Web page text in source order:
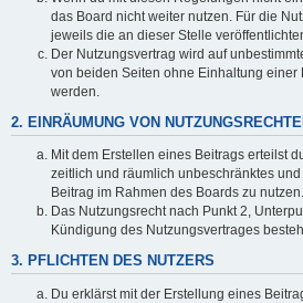
das Board nicht weiter nutzen. Für die
jeweils die an dieser Stelle
Der Nutzungsvertrag wird auf
von beiden Seiten ohne Einhaltung einer
werden.
2. EINRÄUMUNG VON
Mit dem Erstellen eines Beitrags erteilst
zeitlich und räumlich unbeschränktes
Beitrag im Rahmen des Boards zu nutzen.
Das Nutzungsrecht nach Punkt 2,
Kündigung des Nutzungsvertrages
3. PFLICHTEN DES NUTZERS
Du erklärst mit der Erstellung eines